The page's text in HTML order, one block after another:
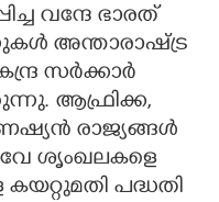
വന്ദേ ഭാരത്
അന്താരാഷ്ട്ര
സർക്കാർ
ആഫ്രിക്ക,
രാജ്യങ്ങൾ
ശൃംഖലകളെ
പദ്ധതി